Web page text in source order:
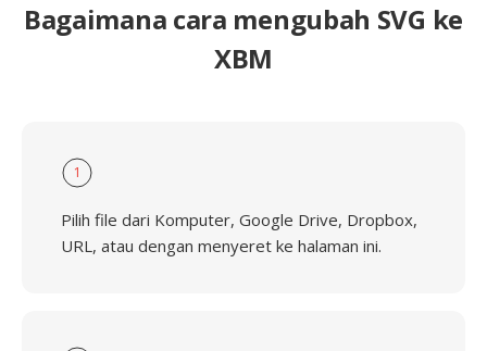
Bagaimana cara mengubah SVG ke
XBM
1
Pilih file dari Komputer, Google Drive, Dropbox,
URL, atau dengan menyeret ke halaman ini.